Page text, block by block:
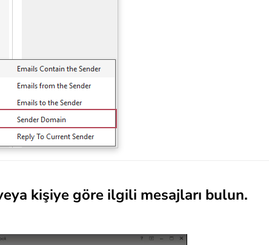
kişiye göre ilgili mesajları bulun.